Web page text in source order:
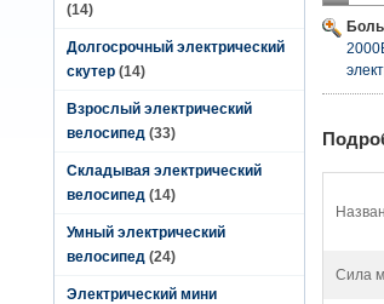
(14)
Долгосрочный электрический
скутер (14)
Взрослый электрический
велосипед (33)
Складывая электрический
велосипед (14)
Умный электрический
велосипед (24)
Электрический мини
Сила